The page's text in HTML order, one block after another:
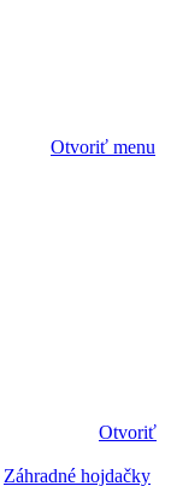
Otvoriť menu
Otvoriť
Záhradné hojdačky